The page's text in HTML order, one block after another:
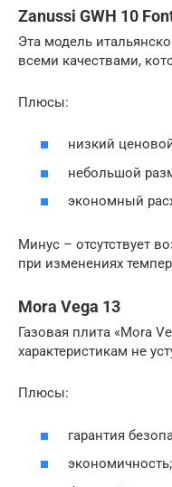
Zanussi GWH 10
Эта модель
всеми качествами,
Плюсы:
низкий
небольшой
экономный
Минус – отсутствует
при изменениях
Mora Vega 13
Газовая плита «Mora
характеристикам не
Плюсы:
гарантия
экономичность;